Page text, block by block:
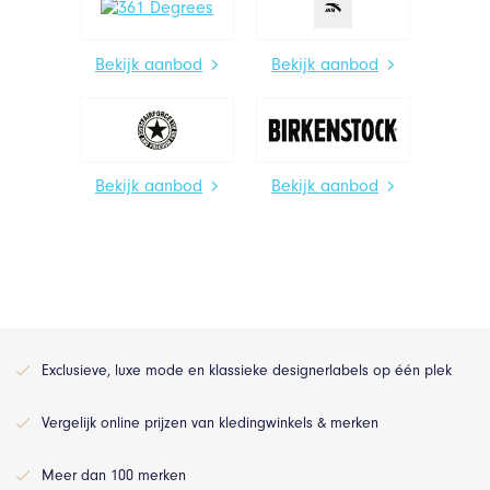
Bekijk aanbod Bekijk aanbod
Bekijk aanbod Bekijk aanbod
Exclusieve, luxe mode en klassieke designerlabels op één plek
Vergelijk online prijzen van kledingwinkels & merken
Meer dan 100 merken